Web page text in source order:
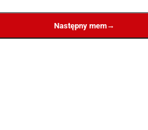
Następny mem→